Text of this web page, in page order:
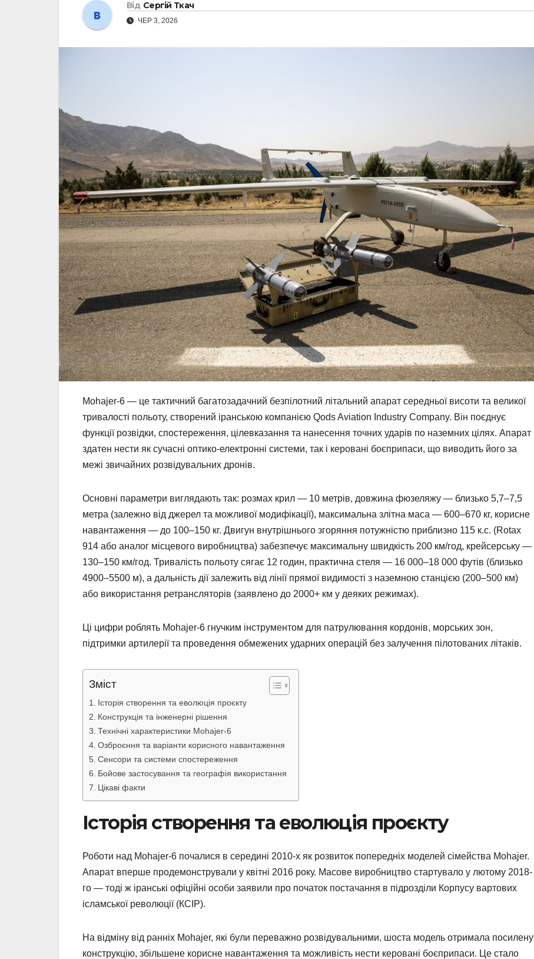
Від Сергій Ткач
ЧЕР 3, 2026
Mohajer-6 — це тактичний багатозадачний безпілотний літальний апарат середньої висоти та великої
тривалості польоту, створений іранською компанією Qods Aviation Industry Company. Він поєднує
функції розвідки, спостереження, цілевказання та нанесення точних ударів по наземних цілях. Апарат
здатен нести як сучасні оптико-електронні системи, так і керовані боєприпаси, що виводить його за
межі звичайних розвідувальних дронів.
Основні параметри виглядають так: розмах крил — 10 метрів, довжина фюзеляжу — близько 5,7–7,5
метра (залежно від джерел та можливої модифікації), максимальна злітна маса — 600–670 кг, корисне
навантаження — до 100–150 кг. Двигун внутрішнього згоряння потужністю приблизно 115 к.с. (Rotax
914 або аналог місцевого виробництва) забезпечує максимальну швидкість 200 км/год, крейсерську —
130–150 км/год. Тривалість польоту сягає 12 годин, практична стеля — 16 000–18 000 футів (близько
4900–5500 м), а дальність дії залежить від лінії прямої видимості з наземною станцією (200–500 км)
або використання ретрансляторів (заявлено до 2000+ км у деяких режимах).
Ці цифри роблять Mohajer-6 гнучким інструментом для патрулювання кордонів, морських зон,
підтримки артилерії та проведення обмежених ударних операцій без залучення пілотованих літаків.
Зміст
Історія створення та еволюція проєкту
Конструкція та інженерні рішення
Технічні характеристики Mohajer-6
Озброєння та варіанти корисного навантаження
Сенсори та системи спостереження
Бойове застосування та географія використання
Цікаві факти
Історія створення та еволюція проєкту
Роботи над Mohajer-6 почалися в середині 2010-х як розвиток попередніх моделей сімейства Mohajer.
Апарат вперше продемонстрували у квітні 2016 року. Масове виробництво стартувало у лютому 2018-
го — тоді ж іранські офіційні особи заявили про початок постачання в підрозділи Корпусу вартових
ісламської революції (КСІР).
На відміну від ранніх Mohajer, які були переважно розвідувальними, шоста модель отримала посилену
конструкцію, збільшене корисне навантаження та можливість нести керовані боєприпаси. Це стало